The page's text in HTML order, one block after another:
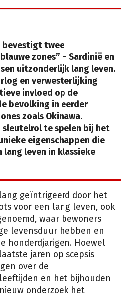
bevestigt twee
zones” – Sardinië en
uitzonderlijk lang leven.
en verwesterlijking
invloed op de
bevolking in eerder
zoals Okinawa.
sleutelrol te spelen bij het
eigenschappen die
lang leven in klassieke
geïntrigeerd door het
voor een lang leven, ook
waar bewoners
levensduur hebben en
honderdjarigen. Hoewel
jaren op scepsis
over de
en het bijhouden
onderzoek het